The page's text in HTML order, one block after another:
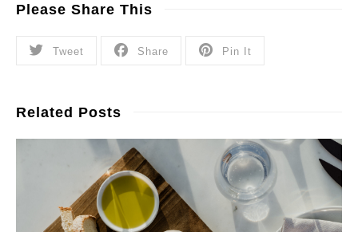
Please Share This
Tweet Share Pin It
Related Posts